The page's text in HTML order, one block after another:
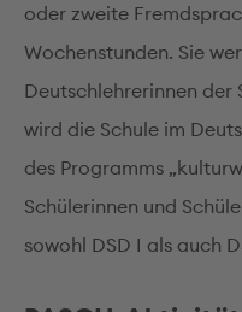
oder zweite
Wochenstunden. Sie
Deutschlehrerinnen der
wird die Schule im
des Programms
Schülerinnen und
sowohl DSD I als auch